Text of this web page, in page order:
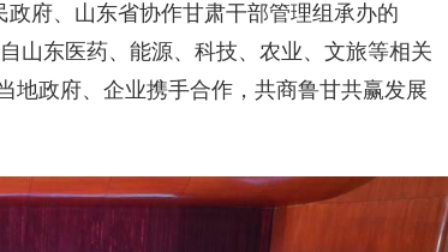
府、山东省协作甘肃干部管理组承办的
山东医药、能源、科技、农业、文旅等相关
地政府、企业携手合作，共商鲁甘共赢发展